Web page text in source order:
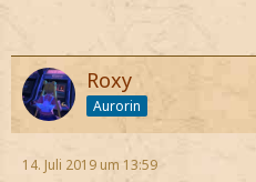
Roxy
Aurorin
14. Juli 2019 um 13:59